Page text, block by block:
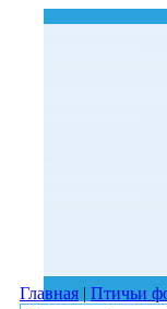
Главная | Птичьи